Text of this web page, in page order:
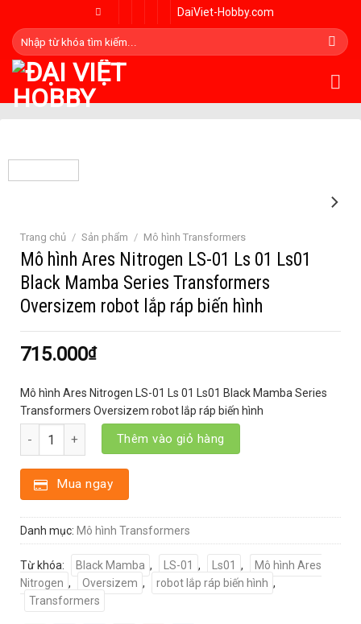
content
DaiViet-Hobby.com
Tìm
kiếm:
Trang chủ / Sản phẩm / Mô hình Transformers
Mô hình Ares Nitrogen LS-01 Ls 01 Ls01
Black Mamba Series Transformers
Oversizem robot lắp ráp biến hình
715.000₫
Mô hình Ares Nitrogen LS-01 Ls 01 Ls01 Black Mamba Series
Transformers Oversizem robot lắp ráp biến hình
Mô hình Ares Nitrogen LS-01 Ls 01 Ls01 Black Mamba Series
Thêm vào giỏ hàng
Mua ngay
Danh mục: Mô hình Transformers
Từ khóa: Black Mamba , LS-01 , Ls01 ,
Mô hình Ares
Nitrogen , Oversizem , robot lắp ráp biến hình ,
Transformers